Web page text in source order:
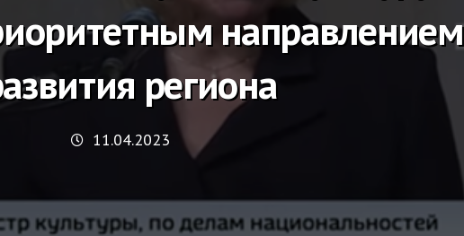
направлением
региона
11.04.2023